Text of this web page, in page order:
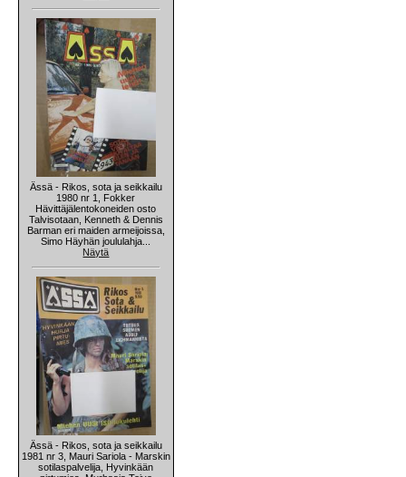
Ässä - Rikos, sota ja seikkailu
1980 nr 1, Fokker
Hävittäjälentokoneiden osto
Talvisotaan, Kenneth & Dennis
Barman eri maiden armeijoissa,
Simo Häyhän joululahja...
Näytä
Ässä - Rikos, sota ja seikkailu
1981 nr 3, Mauri Sariola - Marskin
sotilaspalvelija, Hyvinkään